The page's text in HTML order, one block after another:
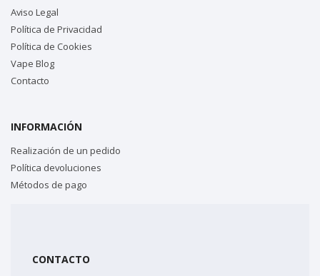
Aviso Legal
Política de Privacidad
Política de Cookies
Vape Blog
Contacto
INFORMACIÓN
Realización de un pedido
Política devoluciones
Métodos de pago
CONTACTO